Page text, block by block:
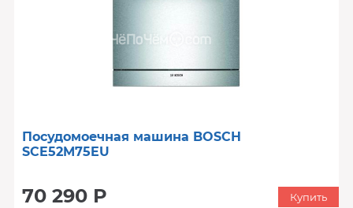
Посудомоечная машина BOSCH
SCE52M75EU
70 290 Р Купить